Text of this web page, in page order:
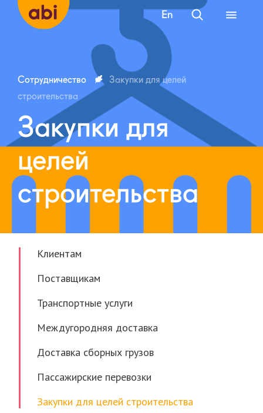
En
Сотрудничество
Закупки для целей
строительства
Закупки для
целей
строительства
Клиентам
Поставщикам
Транспортные услуги
Междугородняя доставка
Доставка сборных грузов
Пассажирские перевозки
Закупки для целей строительства